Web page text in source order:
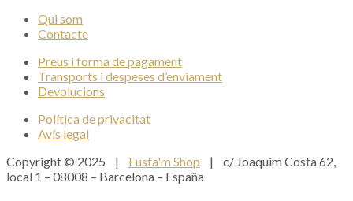
Qui som
Contacte
Preus i forma de pagament
Transports i despeses d’enviament
Devolucions
Política de privacitat
Avís legal
Copyright © 2025 | Fusta'm Shop | c/ Joaquim Costa 62,
local 1 – 08008 – Barcelona – España